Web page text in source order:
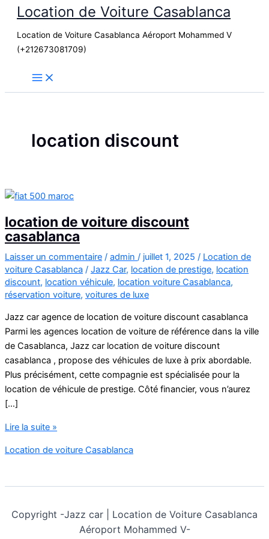
contenu
Location de Voiture Casablanca
Location de Voiture Casablanca Aéroport Mohammed V
(+212673081709)
location discount
location de voiture discount
casablanca
Laisser un commentaire / admin / juillet 1, 2025 / Location de
voiture Casablanca / Jazz Car, location de prestige, location
discount, location véhicule, location voiture Casablanca,
réservation voiture, voitures de luxe
Jazz car agence de location de voiture discount casablanca
Parmi les agences location de voiture de référence dans la ville
de Casablanca, Jazz car location de voiture discount
casablanca , propose des véhicules de luxe à prix abordable.
Plus précisément, cette compagnie est spécialisée pour la
location de véhicule de prestige. Côté financier, vous n’aurez
[…]
location
voiture
casablanca
Lire la suite »
Location de voiture Casablanca
Copyright -Jazz car | Location de Voiture Casablanca
Aéroport Mohammed V-